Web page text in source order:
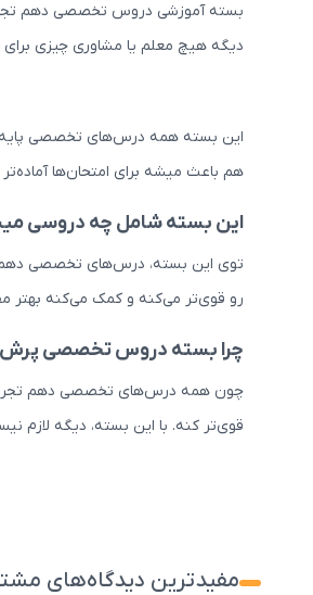
بسته آموزشی دروس تخصصی دهم
دیگه هیچ معلم یا مشاوری چیزی
این بسته همه درس‌های تخصصی پایه
هم باعث میشه برای امتحان‌ها
این بسته شامل چه دروسی
توی این بسته، درس‌های تخصصی دهم
رو قوی‌تر می‌کنه و کمک می‌کنه بهتر
چرا بسته دروس تخصصی پرش
چون همه درس‌های تخصصی دهم تجربی
قوی‌تر کنه. با این بسته، دیگه لازم
مفیدترین دیدگاه‌های